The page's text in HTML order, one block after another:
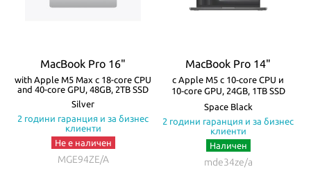
обслужване от
Apple Authorized Service Provider
(официални
сервизни центрове на Apple).
MacBook Pro 16"
with Apple M5 Max с 18-core CPU
and 40-core GPU, 48GB, 2TB SSD
Silver
2 години гаранция и за бизнес
клиенти
Не е наличен
MGE94ZE/A
MacBook Pro 14"
с Apple M5 с 10‑core CPU и
10‑core GPU, 24GB, 1TB SSD
Space Black
2 години гаранция и за бизнес
клиенти
Наличен
mde34ze/a